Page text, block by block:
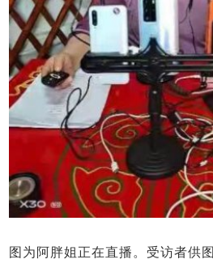
图为阿胖姐正在直播。受访者供图